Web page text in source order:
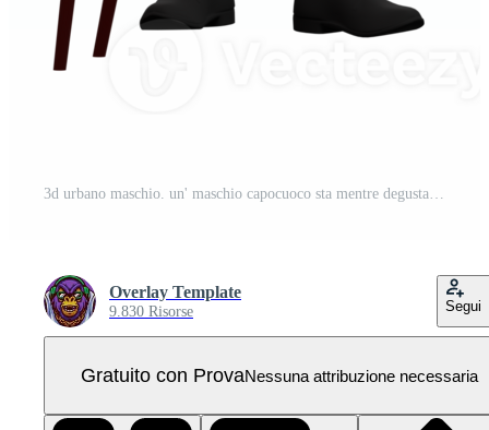
3d urbano maschio. un' maschio capocuoco sta mentre degustazione la minestra cucinato su un' rosso tavolo utilizzando un' di legno cucchiaio PNG Pro
Overlay Template
9.830 Risorse Segui
Gratuito con ProvaNessuna attribuzione necessaria